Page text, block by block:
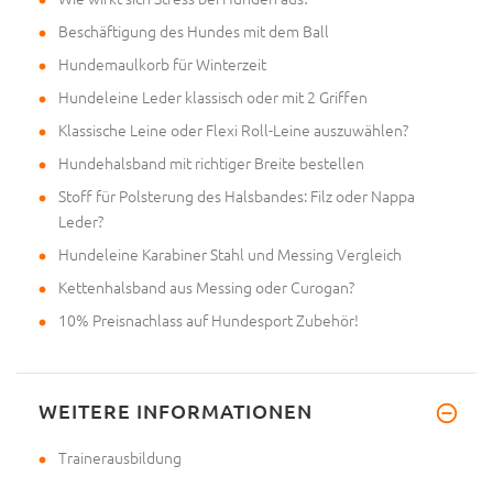
Beschäftigung des Hundes mit dem Ball
Hundemaulkorb für Winterzeit
Hundeleine Leder klassisch oder mit 2 Griffen
Klassische Leine oder Flexi Roll-Leine auszuwählen?
Hundehalsband mit richtiger Breite bestellen
Stoff für Polsterung des Halsbandes: Filz oder Nappa
Leder?
Hundeleine Karabiner Stahl und Messing Vergleich
Kettenhalsband aus Messing oder Curogan?
10% Preisnachlass auf Hundesport Zubehör!
WEITERE INFORMATIONEN
Trainerausbildung